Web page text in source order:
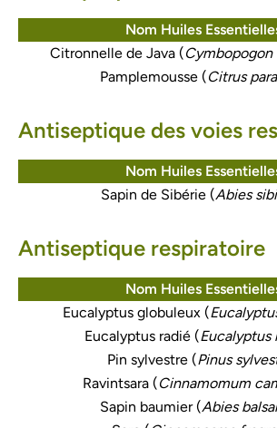
Nom Huiles
Citronnelle de Java (
Pamplemousse (Citrus
Antiseptique des voies
Nom Huiles
Sapin de Sibérie (Abies
Antiseptique respiratoire
Nom Huiles
Eucalyptus globuleux (
Eucalyptus radié (Eucalyptus
Pin sylvestre (Pinus
Ravintsara (Cinnamomum
Sapin baumier (Abies